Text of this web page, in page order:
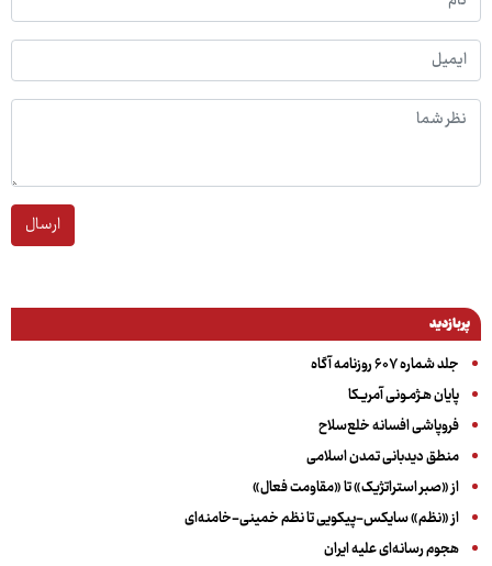
ارسال
پربازدید
جلد شماره ۶۰۷ روزنامه آگاه
پایان هـژمـونی آمریـکا
فروپاشی افسانه خلع‌سلاح
منطق دیدبانی تمدن اسلامی
از «صبر استراتژیک» تا «مقاومت فعال»
از «نظم» سایکس-پیکویی تا نظم خمینی-خامنه‌ای
هجوم رسانه‌ای علیه ایران